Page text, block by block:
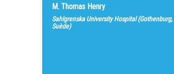
M. Thomas Henry
Sahlgrenska University Hospital (Gothenburg,
Suède)